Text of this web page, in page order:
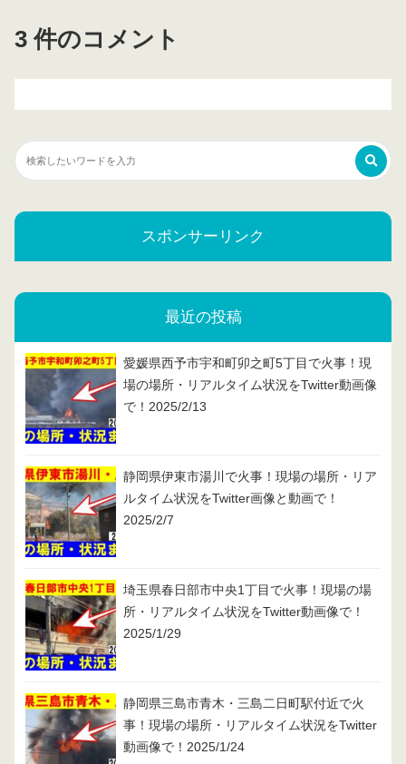
3 件のコメント
スポンサーリンク
最近の投稿
愛媛県西予市宇和町卯之町5丁目で火事！現
場の場所・リアルタイム状況をTwitter動画像
で！2025/2/13
静岡県伊東市湯川で火事！現場の場所・リア
ルタイム状況をTwitter画像と動画で！
2025/2/7
埼玉県春日部市中央1丁目で火事！現場の場
所・リアルタイム状況をTwitter動画像で！
2025/1/29
静岡県三島市青木・三島二日町駅付近で火
事！現場の場所・リアルタイム状況をTwitter
動画像で！2025/1/24